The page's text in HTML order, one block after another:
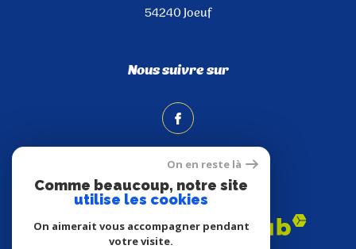
54240 Joeuf
Nous suivre sur
Adhérents
On en reste là
Comme beaucoup, notre site
utilise les cookies
On aimerait vous accompagner pendant
votre visite.